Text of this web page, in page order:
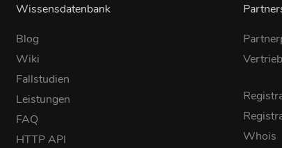
Wissensdatenbank
Blog
Wiki
Fallstudien
Leistungen
FAQ
HTTP API
Whois